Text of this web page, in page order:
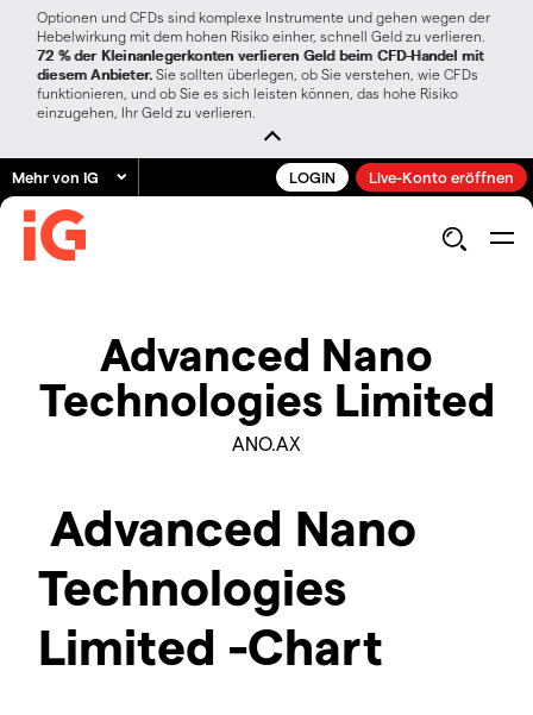
Optionen und CFDs sind komplexe Instrumente und gehen wegen der
Hebelwirkung mit dem hohen Risiko einher, schnell Geld zu verlieren.
72 % der Kleinanlegerkonten verlieren Geld beim CFD-Handel mit
diesem Anbieter. Sie sollten überlegen, ob Sie verstehen, wie CFDs
funktionieren, und ob Sie es sich leisten können, das hohe Risiko
einzugehen, Ihr Geld zu verlieren.
Mehr von IG LOGIN Live-Konto eröffnen
Advanced Nano
Technologies Limited
ANO.AX
Advanced Nano
Technologies
Limited -Chart